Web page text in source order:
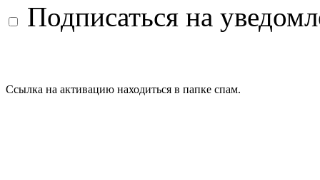
Подписаться на
Ссылка на активацию находиться в папке спам.